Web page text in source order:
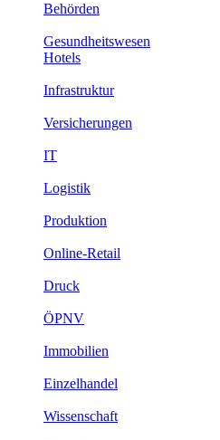
Behörden
Gesundheitswesen
Hotels
Infrastruktur
Versicherungen
IT
Logistik
Produktion
Online-Retail
Druck
ÖPNV
Immobilien
Einzelhandel
Wissenschaft